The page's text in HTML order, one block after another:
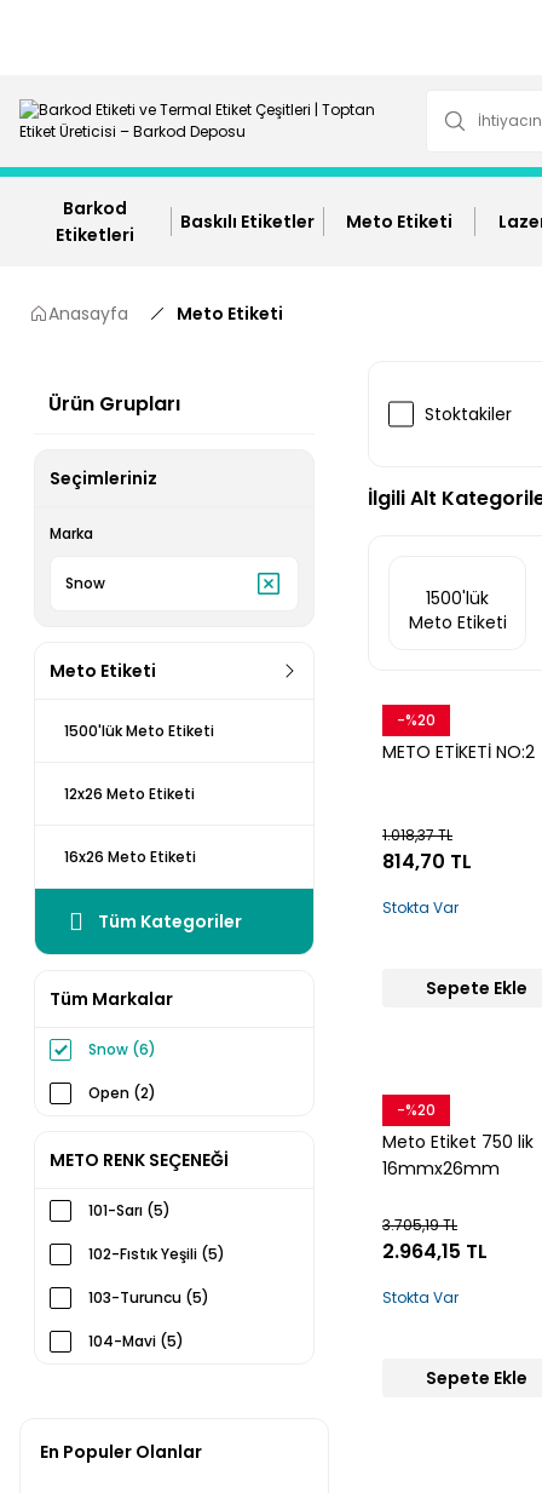
Barkod
Etiketleri
Baskılı Etiketler Meto Etiketi
Anasayfa Meto Etiketi
Ürün Grupları
Seçimleriniz
Marka
Snow
Meto Etiketi
1500'lük Meto Etiketi
12x26 Meto Etiketi
16x26 Meto Etiketi
Tüm Kategoriler
Tüm Markalar
Snow (6)
Open (2)
METO RENK SEÇENEĞİ
101-Sarı (5)
102-Fıstık Yeşili (5)
103-Turuncu (5)
104-Mavi (5)
En Populer Olanlar
Stoktakiler
İlgili Alt
1500'lük
Meto Etiketi
-%20
Snow
METO ETİKETİ NO:2
1.018,37 TL
814,70 TL
Stokta Var
Sepete Ekle
-%20
Snow
Meto Etiket 750 lik
16mmx26mm
3.705,19 TL
2.964,15 TL
Stokta Var
Sepete Ekle